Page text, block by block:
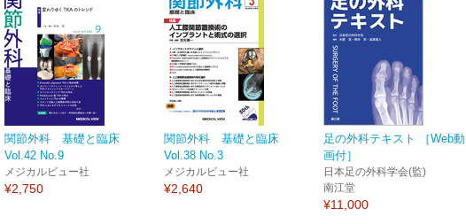
関節外科 基礎と臨床
Vol.42 No.9
メジカルビュー社
¥2,750
関節外科 基礎と臨床
Vol.38 No.3
メジカルビュー社
¥2,640
足の外科テキスト ［Web動
画付］
日本足の外科学会(監)
南江堂
¥11,000